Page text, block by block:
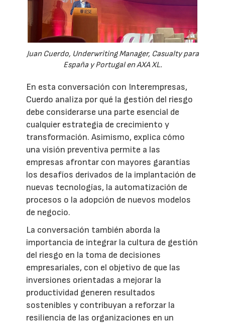
Juan Cuerdo, Underwriting Manager, Casualty para
España y Portugal en AXA XL.
En esta conversación con Interempresas,
Cuerdo analiza por qué la gestión del riesgo
debe considerarse una parte esencial de
cualquier estrategia de crecimiento y
transformación. Asimismo, explica cómo
una visión preventiva permite a las
empresas afrontar con mayores garantías
los desafíos derivados de la implantación de
nuevas tecnologías, la automatización de
procesos o la adopción de nuevos modelos
de negocio.
La conversación también aborda la
importancia de integrar la cultura de gestión
del riesgo en la toma de decisiones
empresariales, con el objetivo de que las
inversiones orientadas a mejorar la
productividad generen resultados
sostenibles y contribuyan a reforzar la
resiliencia de las organizaciones en un